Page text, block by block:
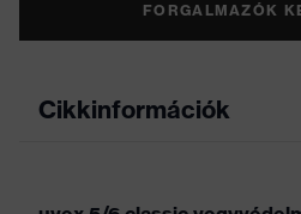
FORGALMAZÓK
Cikkinformációk